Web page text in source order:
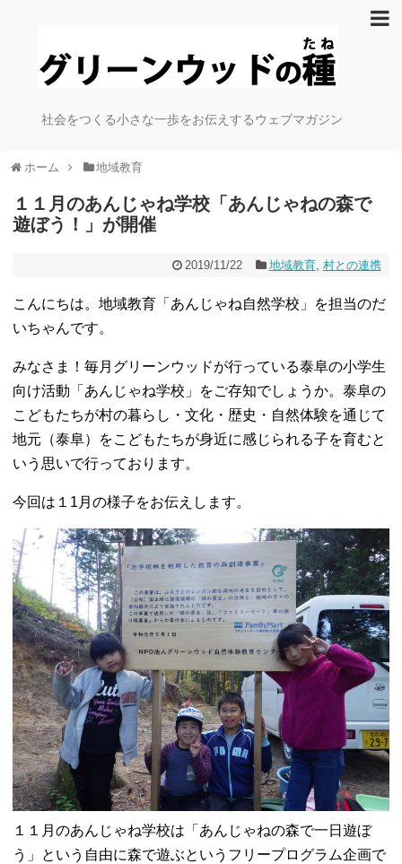
社会をつくる小さな一歩をお伝えするウェブマガジン
ホーム 地域教育
１１月のあんじゃね学校「あんじゃねの森で
遊ぼう！」が開催
2019/11/22 地域教育, 村との連携
こんにちは。地域教育「あんじゃね自然学校」を担当のだ
いちゃんです。
みなさま！毎月グリーンウッドが行っている泰阜の小学生
向け活動「あんじゃね学校」をご存知でしょうか。泰阜の
こどもたちが村の暮らし・文化・歴史・自然体験を通じて
地元（泰阜）をこどもたちが身近に感じられる子を育むと
いう思いで行っております。
今回は１1月の様子をお伝えします。
１１月のあんじゃね学校は「あんじゃねの森で一日遊ぼ
う」という自由に森で遊ぶというフリープログラム企画で